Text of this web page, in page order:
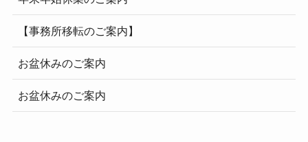
【事務所移転のご案内】
お盆休みのご案内
お盆休みのご案内